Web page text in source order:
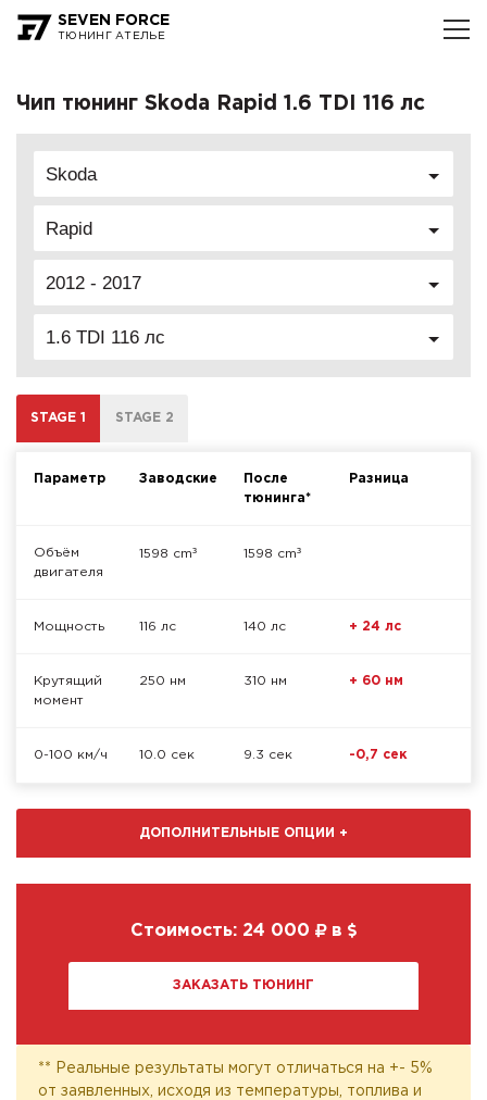
SEVEN FORCE
ТЮНИНГ АТЕЛЬЕ
Чип тюнинг Skoda Rapid 1.6 TDI 116 лс
Skoda
Rapid
2012 - 2017
1.6 TDI 116 лс
STAGE 1 STAGE 2
Параметр Заводские
После
тюнинга*
Разница
Объём
двигателя
1598 cm³ 1598 cm³
Мощность 116 лс 140 лс + 24 лс
Крутящий
момент
250 нм 310 нм + 60 нм
0-100 км/ч 10.0 сек 9.3 сек -0,7 сек
ДОПОЛНИТЕЛЬНЫЕ ОПЦИИ +
Стоимость: 24 000 в
ЗАКАЗАТЬ ТЮНИНГ
** Реальные результаты могут отличаться на +- 5%
от заявленных, исходя из температуры, топлива и